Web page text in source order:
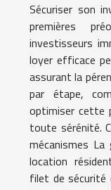
Sécuriser son
premières
investisseurs
loyer efficace
assurant la
par étape,
optimiser cette
toute sérénité.
mécanismes La
location
filet de sécurité